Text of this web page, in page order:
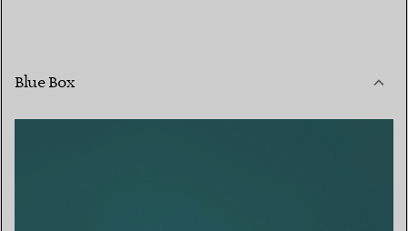
Blue Box